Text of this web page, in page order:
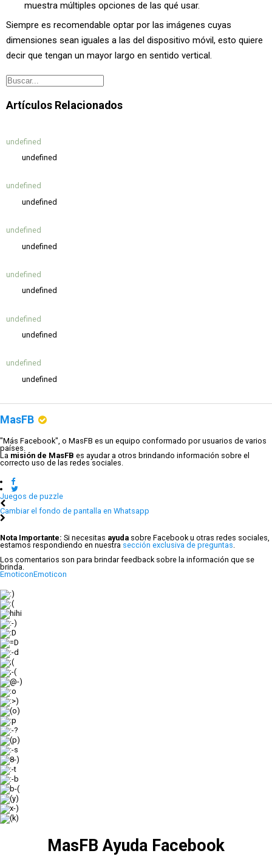
muestra múltiples opciones de las qué usar.
Siempre es recomendable optar por las imágenes cuyas
dimensiones sean iguales a las del dispositivo móvil, esto quiere
decir que tengan un mayor largo en sentido vertical.
Artículos Relacionados
undefined
undefined
undefined
undefined
undefined
undefined
undefined
undefined
undefined
undefined
undefined
undefined
MasFB
"Más Facebook", o MasFB es un equipo conformado por usuarios de varios
países.
La misión de MasFB es ayudar a otros brindando información sobre el
correcto uso de las redes sociales.
Juegos de puzzle
Cambiar el fondo de pantalla en Whatsapp
Nota Importante: Si necesitas ayuda sobre Facebook u otras redes sociales,
estamos respondiendo en nuestra sección exclusiva de preguntas
Los comentarios son para brindar feedback sobre la información que se
brinda.
EmoticonEmoticon
:)
:(
hihi
:-)
:D
=D
:-d
;(
;-(
@-)
:o
:>)
(o)
:p
:-?
(p)
:-s
8-)
:-t
:-b
b-(
(y)
x-)
(k)